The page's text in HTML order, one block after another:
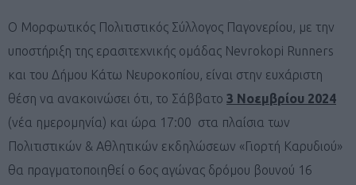
Ο Μορφωτικός Πολιτιστικός Σύλλογος Παγονερίου, με την
υποστήριξη της ερασιτεχνικής ομάδας Nevrokopi Runners
και του Δήμου Κάτω Νευροκοπίου, είναι στην ευχάριστη
θέση να ανακοινώσει ότι, το Σάββατο 3 Νοεμβρίου 2024
(νέα ημερομηνία) και ώρα 17:00 στα πλαίσια των
Πολιτιστικών & Αθλητικών εκδηλώσεων «Γιορτή Καρυδιού»
θα πραγματοποιηθεί ο 6ος αγώνας δρόμου βουνού 16